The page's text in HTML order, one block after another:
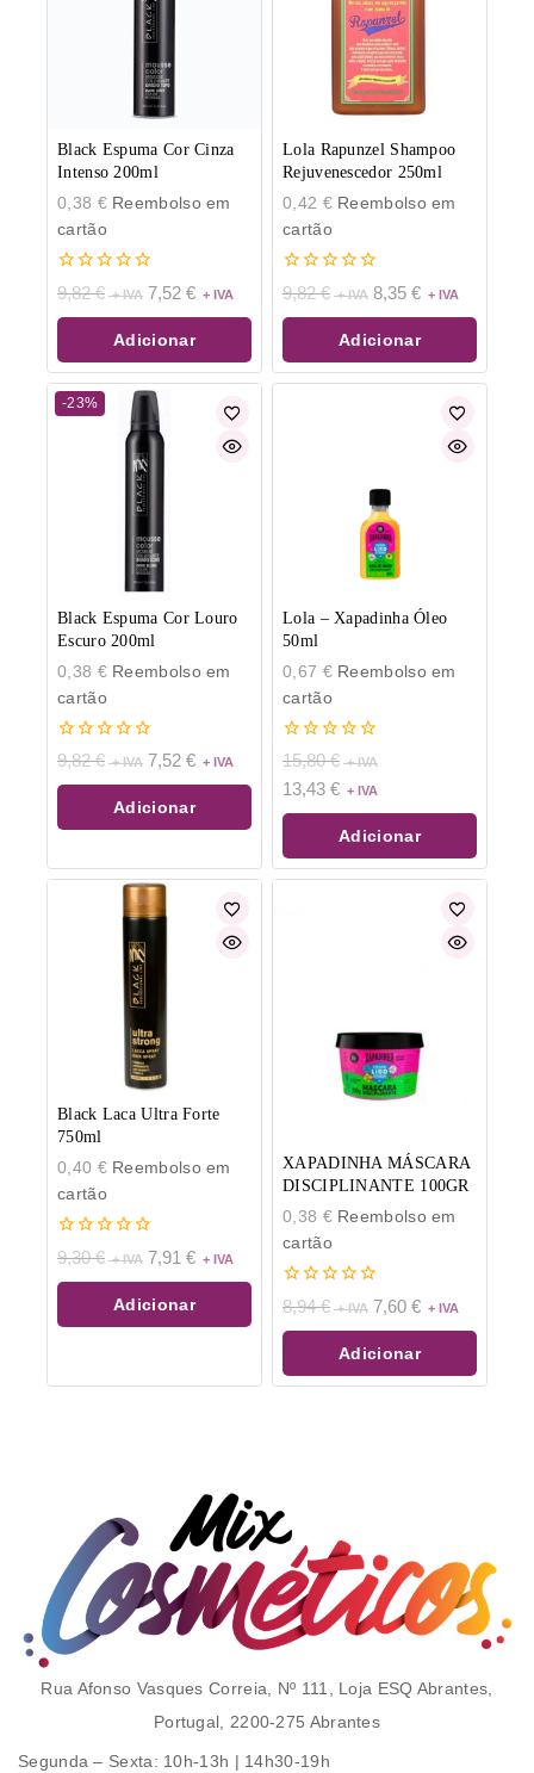
Black Espuma Cor Cinza
Intenso 200ml
0,38 €Reembolso em
cartão
0
de
5
9,82€ 7,52 €
Adicionar
Lola Rapunzel Shampoo
Rejuvenescedor 250ml
0,42 €Reembolso em
cartão
0
de
5
9,82€ 8,35 €
Adicionar
-23%
Black Espuma Cor Louro
Escuro 200ml
0,38 €Reembolso em
cartão
0
de
5
9,82€ 7,52 €
Adicionar
Lola – Xapadinha Óleo
50ml
0,67 €Reembolso em
cartão
0
de
5
15,80€
13,43 €
Adicionar
Black Laca Ultra Forte
750ml
0,40 €Reembolso em
cartão
0
de
5
9,30€ 7,91 €
Adicionar
XAPADINHA MÁSCARA
DISCIPLINANTE 100GR
0,38 €Reembolso em
cartão
0
de
5
8,94€ 7,60 €
Adicionar
Rua Afonso Vasques Correia, Nº 111, Loja ESQ Abrantes,
Portugal, 2200-275 Abrantes
Segunda – Sexta: 10h-13h | 14h30-19h